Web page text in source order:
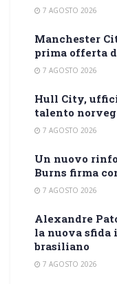
7 AGOSTO 2026
Manchester
prima offerta
7 AGOSTO 2026
Hull City,
talento
7 AGOSTO 2026
Un nuovo
Burns firma
7 AGOSTO 2026
Alexandre
la nuova sfida
brasiliano
7 AGOSTO 2026